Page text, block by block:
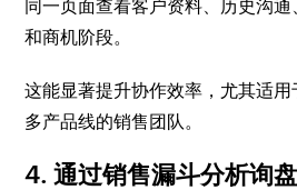
同一页面查看客户资料、历史沟
和商机阶段。
这能显著提升协作效率，尤其适用
多产品线的销售团队。
4. 通过销售漏斗分析询